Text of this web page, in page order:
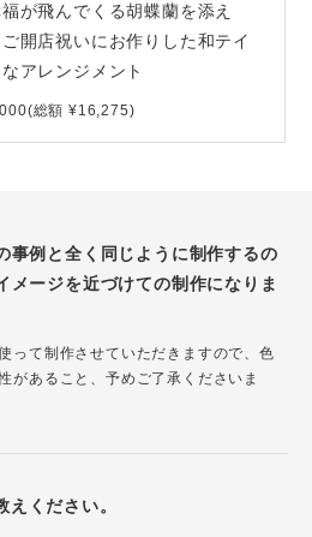
福が飛んでくる胡蝶蘭を添え
開店祝いにお作りした和テイ
アレンジメント
総額 ¥16,275)
事例と全く同じように制作するの
メージを近づけての制作になりま
って制作させていただきますので、色
があること、予めご了承くださいま
えください。